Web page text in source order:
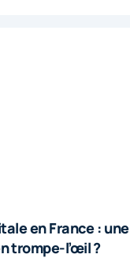
en France : une
trompe-l’œil ?